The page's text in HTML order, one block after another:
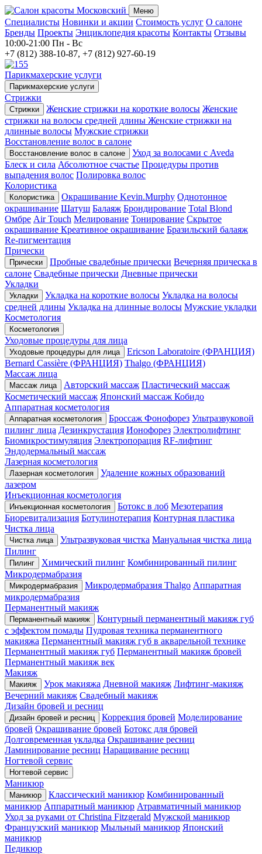
Меню
Специалисты Новинки и акции Стоимость услуг О салоне
Бренды Проекты Энциклопедия красоты Контакты Отзывы
10:00-21:00 Пн - Вс
+7 (812) 388-10-87, +7 (812) 927-60-19
Парикмахерские услуги
Парикмахерские услуги
Стрижки
Стрижки Женские стрижки на короткие волосы Женские
стрижки на волосы средней длины Женские стрижки на
длинные волосы Мужские стрижки
Восстановление волос в салоне
Восстановление волос в салоне
Уход за волосами с Aveda
Блеск и сила Абсолютное счастье Процедуры против
выпадения волос Полировка волос
Колористика
Колористика Окрашивание Kevin.Murphy Однотонное
окрашивание Шатуш Балаяж Брондирование Total Blond
Омбре Air Touch Мелирование Тонирование Скрытое
окрашивание Креативное окрашивание Бразильский балаяж
Re-пигментация
Прически
Прически Пробные свадебные прически Вечерняя прическа в
салоне Свадебные прически Дневные прически
Укладки
Укладки Укладка на короткие волосы Укладка на волосы
средней длины Укладка на длинные волосы Мужские укладки
Косметология
Косметология
Уходовые процедуры для лица
Уходовые процедуры для лица
Ericson Laboratoire (ФРАНЦИЯ)
Bernard Cassière (ФРАНЦИЯ) Thalgo (ФРАНЦИЯ)
Массаж лица
Массаж лица Авторский массаж Пластический массаж
Косметический массаж Японский массаж Кобидо
Аппаратная косметология
Аппаратная косметология Броссаж Фонофорез Ультразвуковой
пилинг лица Дезинкрустация Ионофорез Электролифтинг
Биомикростимуляция Электропорация RF-лифтинг
Эндодермальный массаж
Лазерная косметология
Лазерная косметология
Удаление кожных образований
лазером
Инъекционная косметология
Инъекционная косметология Ботокс в лоб Мезотерапия
Биоревитализация Ботулинотерапия Контурная пластика
Чистка лица
Чистка лица Ультразвуковая чистка Мануальная чистка лица
Пилинг
Пилинг Химический пилинг Комбинированный пилинг
Микродермабразия
Микродермабразия Микродермабразия Thalgo Аппаратная
микродермабразия
Перманентный макияж
Перманентный макияж
Контурный перманентный макияж губ
с эффектом помады Пудровая техника перманентного
макияжа Перманентный макияж губ в акварельной технике
Перманентный макияж губ Перманентный макияж бровей
Перманентный макияж век
Макияж
Макияж Урок макияжа Дневной макияж Лифтинг-макияж
Вечерний макияж Свадебный макияж
Дизайн бровей и ресниц
Дизайн бровей и ресниц Коррекция бровей Моделирование
бровей Окрашивание бровей Ботокс для бровей
Долговременная укладка Окрашивание ресниц
Ламинирование ресниц Наращивание ресниц
Ногтевой сервис
Ногтевой сервис
Маникюр
Маникюр Классический маникюр Комбинированный
маникюр Аппаратный маникюр Атравматичный маникюр
Уход за руками от Christina Fitzgerald Мужской маникюр
Французский маникюр Мыльный маникюр Японский
маникюр
Педикюр